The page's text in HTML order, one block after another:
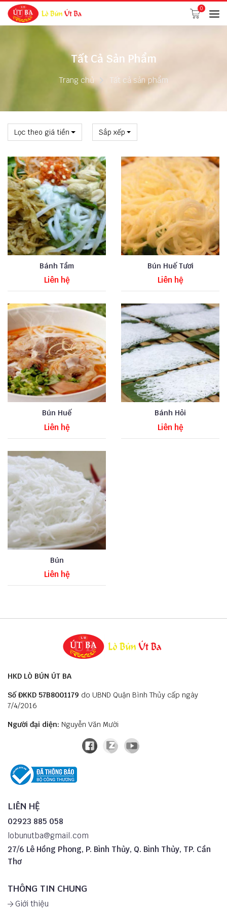
0
Tất Cả Sản Phẩm
Trang chủ Tất cả sản phẩm
Lọc theo giá tiền Sắp xếp
Bánh Tầm
Liên hệ
Bún Huế Tươi
Liên hệ
Bún Huế
Liên hệ
Bánh Hỏi
Liên hệ
Bún
Liên hệ
HKD LÒ BÚN ÚT BA
Số ĐKKD 57B8001179 do UBND Quận Bình Thủy cấp ngày
7/4/2016
Người đại diện: Nguyễn Văn Mười
LIÊN HỆ
02923 885 058
lobunutba@gmail.com
27/6 Lê Hồng Phong, P. Bình Thủy, Q. Bình Thủy, TP. Cần
Thơ
THÔNG TIN CHUNG
Giới thiệu